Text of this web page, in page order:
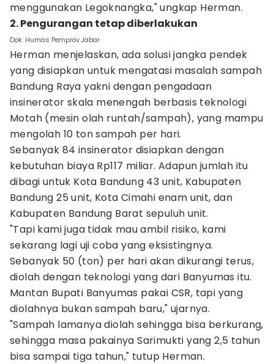
menggunakan Legoknangka," ungkap Herman.
2. Pengurangan tetap diberlakukan
Dok. Humas Pemprov Jabar
Herman menjelaskan, ada solusi jangka pendek
yang disiapkan untuk mengatasi masalah sampah
Bandung Raya yakni dengan pengadaan
insinerator skala menengah berbasis teknologi
Motah (mesin olah runtah/sampah), yang mampu
mengolah 10 ton sampah per hari.
Sebanyak 84 insinerator disiapkan dengan
kebutuhan biaya Rp117 miliar. Adapun jumlah itu
dibagi untuk Kota Bandung 43 unit, Kabupaten
Bandung 25 unit, Kota Cimahi enam unit, dan
Kabupaten Bandung Barat sepuluh unit.
"Tapi kami juga tidak mau ambil risiko, kami
sekarang lagi uji coba yang eksistingnya.
Sebanyak 50 (ton) per hari akan dikurangi terus,
diolah dengan teknologi yang dari Banyumas itu.
Mantan Bupati Banyumas pakai CSR, tapi yang
diolahnya bukan sampah baru," ujarnya.
"Sampah lamanya diolah sehingga bisa berkurang,
sehingga masa pakainya Sarimukti yang 2,5 tahun
bisa sampai tiga tahun," tutup Herman.